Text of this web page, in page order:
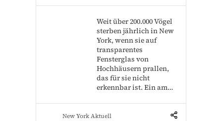
Weit über 200.000 Vögel
sterben jährlich in New
York, wenn sie auf
transparentes
Fensterglas von
Hochhäusern prallen,
das für sie nicht
erkennbar ist. Ein am…
New York Aktuell